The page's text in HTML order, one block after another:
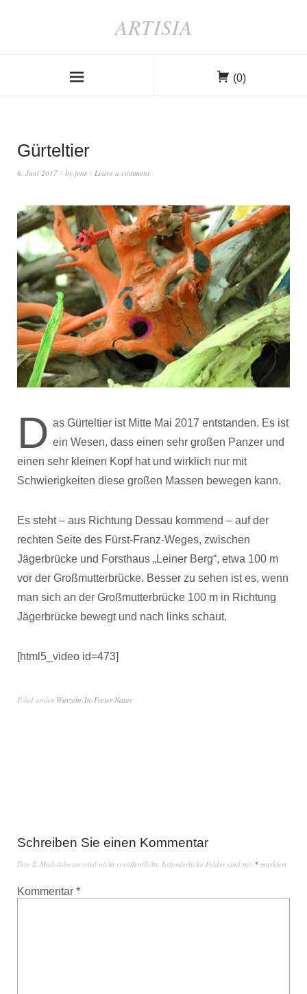
ARTISIA
(0)
Gürteltier
6. Juni 2017 by jens Leave a comment
D as Gürteltier ist Mitte Mai 2017 entstanden. Es ist
ein Wesen, dass einen sehr großen Panzer und
einen sehr kleinen Kopf hat und wirklich nur mit
Schwierigkeiten diese großen Massen bewegen kann.
Es steht – aus Richtung Dessau kommend – auf der
rechten Seite des Fürst-Franz-Weges, zwischen
Jägerbrücke und Forsthaus „Leiner Berg“, etwa 100 m
vor der Großmutterbrücke. Besser zu sehen ist es, wenn
man sich an der Großmutterbrücke 100 m in Richtung
Jägerbrücke bewegt und nach links schaut.
[html5_video id=473]
Filed under Wurzeln-In-Freier-Natur
Schreiben Sie einen Kommentar
Ihre E-Mail-Adresse wird nicht veröffentlicht. Erforderliche Felder sind mit * markiert
Kommentar *